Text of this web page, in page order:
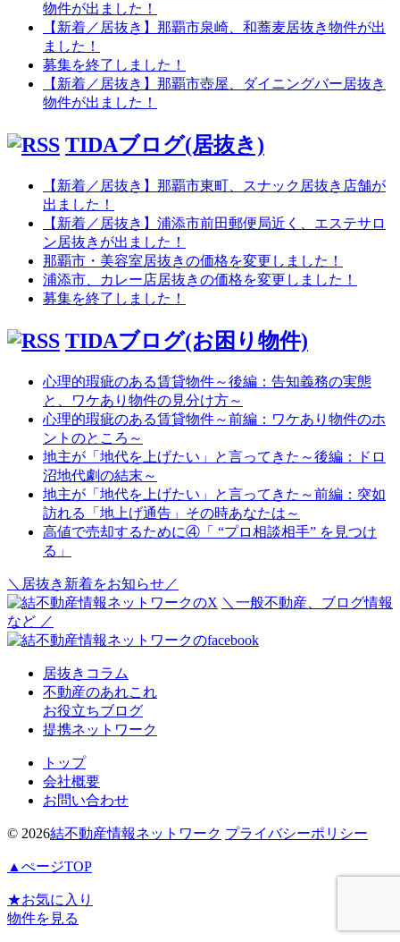
物件が出ました！
【新着／居抜き】那覇市泉崎、和蕎麦居抜き物件が出
ました！
募集を終了しました！
【新着／居抜き】那覇市壺屋、ダイニングバー居抜き
物件が出ました！
TIDAブログ(居抜き)
【新着／居抜き】那覇市東町、スナック居抜き店舗が
出ました！
【新着／居抜き】浦添市前田郵便局近く、エステサロ
ン居抜きが出ました！
那覇市・美容室居抜きの価格を変更しました！
浦添市、カレー店居抜きの価格を変更しました！
募集を終了しました！
TIDAブログ(お困り物件)
心理的瑕疵のある賃貸物件～後編：告知義務の実態
と、ワケあり物件の見分け方～
心理的瑕疵のある賃貸物件～前編：ワケあり物件のホ
ントのところ～
地主が「地代を上げたい」と言ってきた～後編：ドロ
沼地代劇の結末～
地主が「地代を上げたい」と言ってきた～前編：突如
訪れる「地上げ通告」その時あなたは～
高値で売却するために④「 “プロ相談相手” を見つけ
る」
＼居抜き新着をお知らせ／
＼一般不動産、ブログ情報
など ／
居抜きコラム
不動産のあれこれ
お役立ちブログ
提携ネットワーク
トップ
会社概要
お問い合わせ
© 2026結不動産情報ネットワーク プライバシーポリシー
▲ ぺージTOP
★お気に入り
物件を見る